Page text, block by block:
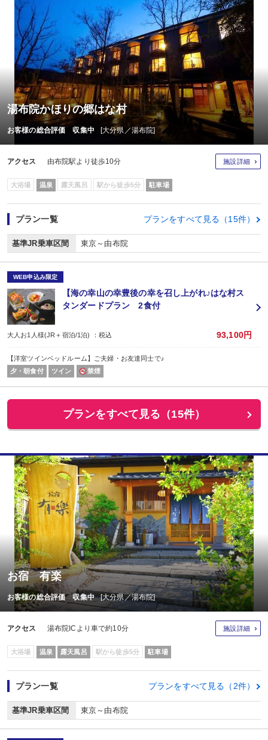
湯布院かほりの郷はな村
お客様の総合評価 収集中 [大分県／湯布院]
アクセス 由布院駅より徒歩10分 施設詳細
大浴場 温泉 露天風呂 駅から徒歩5分 駐車場
プラン一覧 プランをすべて見る（15件）
基準JR乗車区間 東京～由布院
WEB申込み限定
【海の幸山の幸豊後の幸を召し上がれ♪はな村ス
タンダードプラン 2食付
大人お1人様(JR＋宿泊/1泊) ：税込 93,100円
【洋室ツインベッドルーム】ご夫婦・お友達同士で♪
夕・朝食付
ツイン 禁煙
プランをすべて見る（15件）
お宿 有楽
お客様の総合評価 収集中 [大分県／湯布院]
アクセス 湯布院ICより車で約10分 施設詳細
大浴場 温泉 露天風呂 駅から徒歩5分 駐車場
プラン一覧 プランをすべて見る（2件）
基準JR乗車区間 東京～由布院